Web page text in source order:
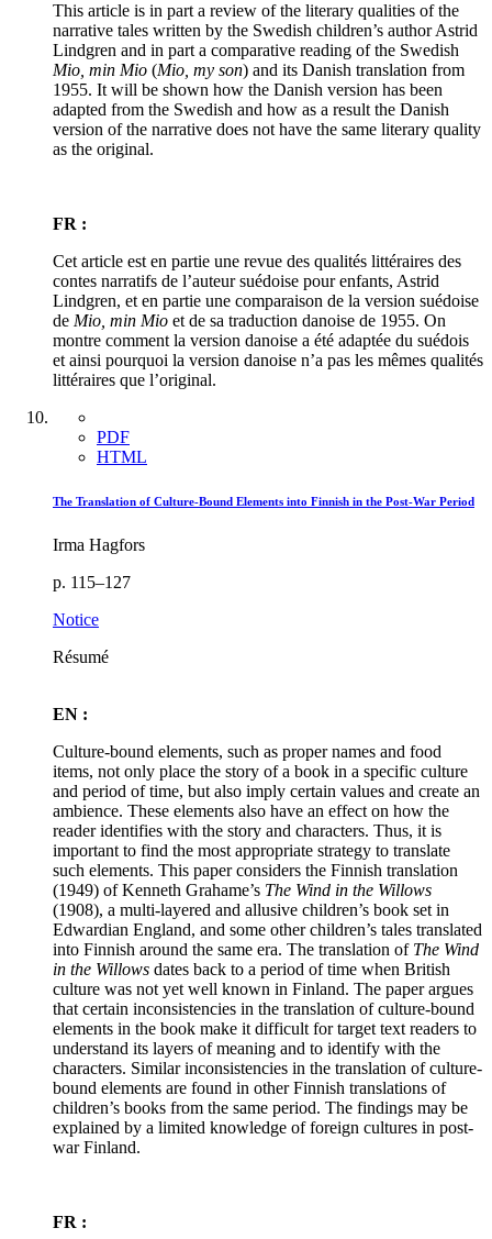
This article is in part a review of the literary qualities of the
narrative tales written by the Swedish children’s author Astrid
Lindgren and in part a comparative reading of the Swedish
Mio, min Mio (Mio, my son) and its Danish translation from
1955. It will be shown how the Danish version has been
adapted from the Swedish and how as a result the Danish
version of the narrative does not have the same literary quality
as the original.
FR :
Cet article est en partie une revue des qualités littéraires des
contes narratifs de l’auteur suédoise pour enfants, Astrid
Lindgren, et en partie une comparaison de la version suédoise
de Mio, min Mio et de sa traduction danoise de 1955. On
montre comment la version danoise a été adaptée du suédois
et ainsi pourquoi la version danoise n’a pas les mêmes qualités
littéraires que l’original.
PDF
HTML
The Translation of Culture-Bound Elements into Finnish in the Post-War Period
Irma Hagfors
p. 115–127
Notice
Résumé
EN :
Culture-bound elements, such as proper names and food
items, not only place the story of a book in a specific culture
and period of time, but also imply certain values and create an
ambience. These elements also have an effect on how the
reader identifies with the story and characters. Thus, it is
important to find the most appropriate strategy to translate
such elements. This paper considers the Finnish translation
(1949) of Kenneth Grahame’s The Wind in the Willows
(1908), a multi-layered and allusive children’s book set in
Edwardian England, and some other children’s tales translated
into Finnish around the same era. The translation of The Wind
in the Willows dates back to a period of time when British
culture was not yet well known in Finland. The paper argues
that certain inconsistencies in the translation of culture-bound
elements in the book make it difficult for target text readers to
understand its layers of meaning and to identify with the
characters. Similar inconsistencies in the translation of culture-
bound elements are found in other Finnish translations of
children’s books from the same period. The findings may be
explained by a limited knowledge of foreign cultures in post-
war Finland.
FR :